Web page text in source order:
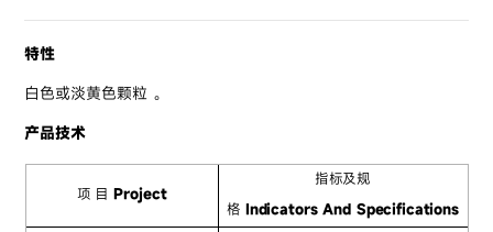
特性
白色或淡黄色颗粒 。
产品技术
项 目 Project
指标及规
格 Indicators And Specifications